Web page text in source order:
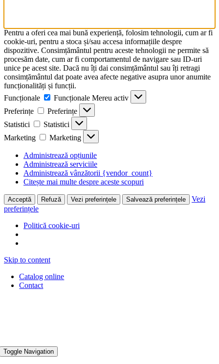
Pentru a oferi cea mai bună experiență, folosim tehnologii, cum ar fi
cookie-uri, pentru a stoca și/sau accesa informațiile despre
dispozitive. Consimțământul pentru aceste tehnologii ne permite să
procesăm date, cum ar fi comportamentul de navigare sau ID-uri
unice pe acest site. Dacă nu îți dai consimțământul sau îți retragi
consimțământul dat poate avea afecte negative asupra unor anumite
funcționalități și funcții.
Funcționale
Funcționale Mereu activ
Preferințe
Preferințe
Statistici
Statistici
Marketing
Marketing
Administrează opțiunile
Administrează serviciile
Administrează vânzătorii {vendor_count}
Citește mai multe despre aceste scopuri
Acceptă Refuză Vezi preferințele Salvează preferințele
Vezi
preferințele
Politică cookie-uri
Skip to content
Catalog online
Contact
Toggle Navigation